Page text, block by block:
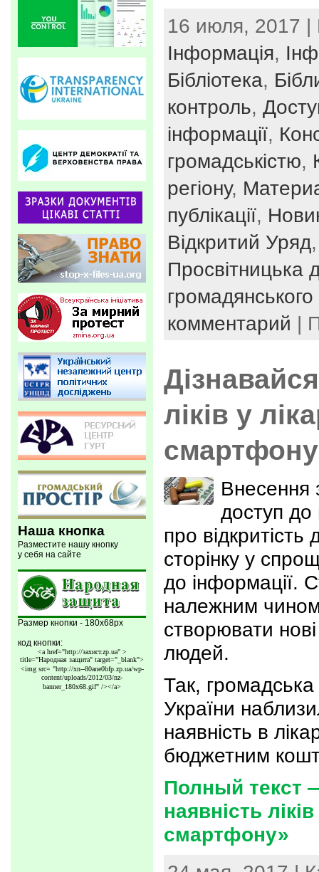
Наша кнопка
Разместите нашу кнопку
у себя на сайте
Размер кнопки - 180x68px
код кнопки:
<a href="http://захист.zp.ua" >
title="Народная защита" target="_blank">
<img src= "http://xn--80ane0bfp.zp.ua/wp-
content/uploads/2012/03/nz-
banner_180x68.gif" /></a>
16 июля, 2017 |
Інформація,
Бібліотека,
контроль,
інформації,
громадськістю,
регіону,
публікації,
Відкритий Уряд
Просвітницька
громадянського
комментарий |
ліків у
смартфону
Внесення
доступ до
про
сторінку у
до інформації.
належним
створювати
людей.
Так, громадська
України
наявність в
бюджетним
Полный текст
наявність
смартфону»